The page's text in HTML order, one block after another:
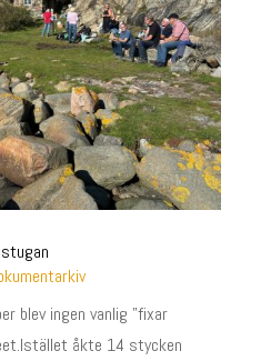
blev ingen vanlig "fixar
åkte 14 stycken